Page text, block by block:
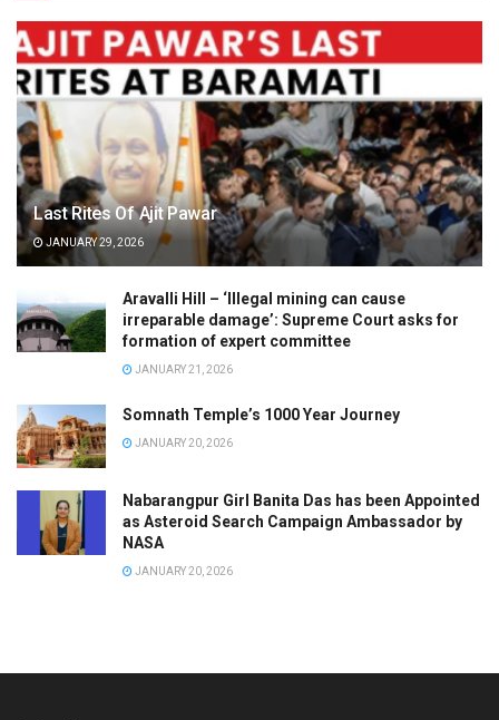
Last Rites Of Ajit Pawar
JANUARY 29, 2026
Aravalli Hill – ‘Illegal mining can cause
irreparable damage’: Supreme Court asks for
formation of expert committee
JANUARY 21, 2026
Somnath Temple’s 1000 Year Journey
JANUARY 20, 2026
Nabarangpur Girl Banita Das has been Appointed
as Asteroid Search Campaign Ambassador by
NASA
JANUARY 20, 2026